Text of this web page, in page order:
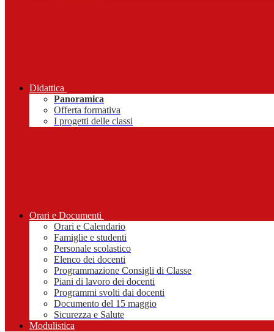
Didattica
Panoramica
Offerta formativa
I progetti delle classi
Orari e Documenti
Orari e Calendario
Famiglie e studenti
Personale scolastico
Elenco dei docenti
Programmazione Consigli di Classe
Piani di lavoro dei docenti
Programmi svolti dai docenti
Documento del 15 maggio
Sicurezza e Salute
Modulistica